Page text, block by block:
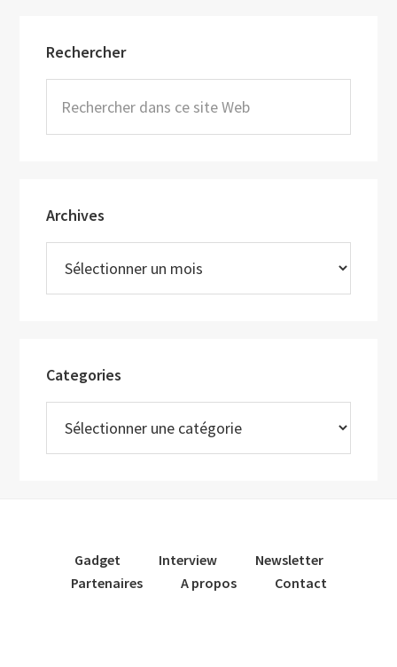
latérale
principale
Rechercher
dans
ce
Archives
Categories
Gadget Interview
Newsletter
Partenaires
A propos Contact